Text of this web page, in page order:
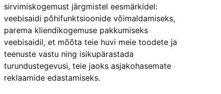
sirvimiskogemust järgmistel eesmärkidel:
veebisaidi põhifunktsioonide võimaldamiseks,
parema kliendikogemuse pakkumiseks
veebisaidil, et mõõta teie huvi meie toodete ja
teenuste vastu ning isikupärastada
turundustegevusi, teie jaoks asjakohasemate
reklaamide edastamiseks.